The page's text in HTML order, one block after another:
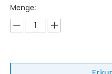
Menge: